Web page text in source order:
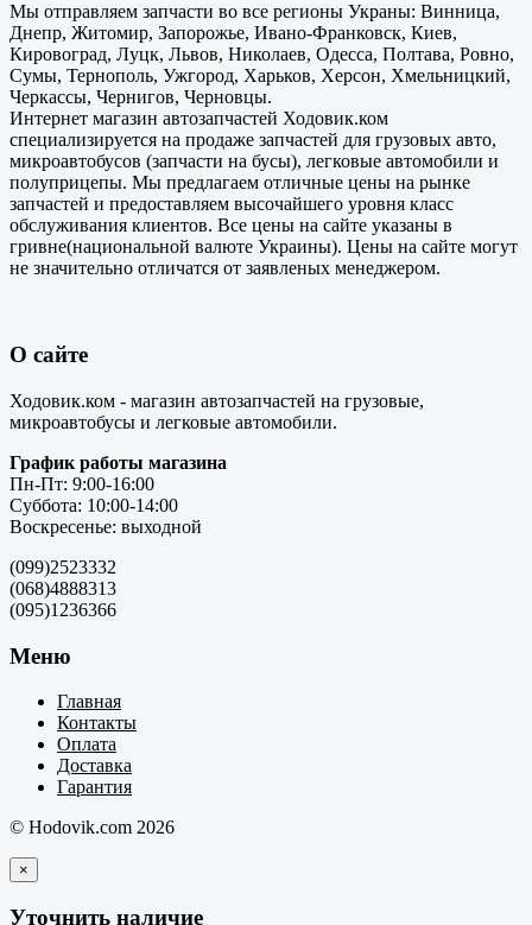
Мы отправляем запчасти во все регионы Украны: Винница,
Днепр, Житомир, Запорожье, Ивано-Франковск, Киев,
Кировоград, Луцк, Львов, Николаев, Одесса, Полтава, Ровно,
Сумы, Тернополь, Ужгород, Харьков, Херсон, Хмельницкий,
Черкассы, Чернигов, Черновцы.
Интернет магазин автозапчастей Ходовик.ком
специализируется на продаже запчастей для грузовых авто,
микроавтобусов (запчасти на бусы), легковые автомобили и
полуприцепы. Мы предлагаем отличные цены на рынке
запчастей и предоставляем высочайшего уровня класс
обслуживания клиентов. Все цены на сайте указаны в
гривне(национальной валюте Украины). Цены на сайте могут
не значительно отличатся от заявленых менеджером.
О сайте
Ходовик.ком - магазин автозапчастей на грузовые,
микроавтобусы и легковые автомобили.
График работы магазина
Пн-Пт: 9:00-16:00
Суббота: 10:00-14:00
Воскресенье: выходной
(099)2523332
(068)4888313
(095)1236366
Меню
Главная
Контакты
Оплата
Доставка
Гарантия
© Hodovik.com 2026
×
Уточнить наличие